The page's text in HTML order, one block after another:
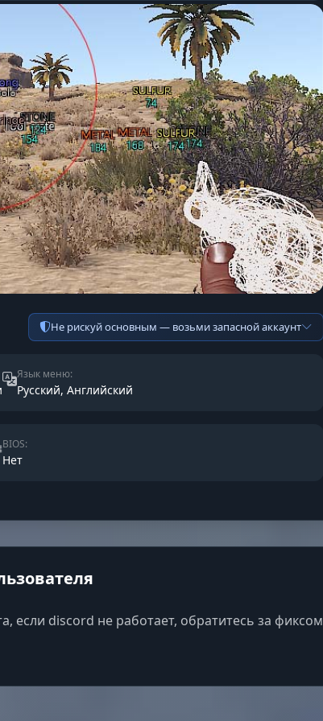
Не рискуй основным — возьми запасной аккаунт
Язык меню:
Русский, Английский
BIOS:
Нет
если discord не работает, обратитесь за фиксом